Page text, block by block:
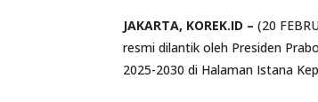
JAKARTA, KOREK.ID – (20
resmi dilantik oleh Presiden
2025-2030 di Halaman Istana